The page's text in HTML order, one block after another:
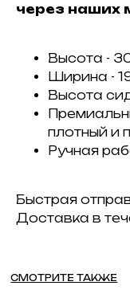
через наших
Высота -
Ширина -
Высота
плотный и
Ручная
Быстрая
Доставка в
CМОТРИТЕ ТАКЖЕ